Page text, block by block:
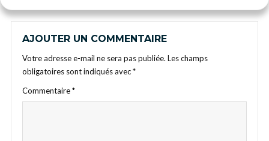
AJOUTER UN COMMENTAIRE
Votre adresse e-mail ne sera pas publiée. Les champs
obligatoires sont indiqués avec*
Commentaire*